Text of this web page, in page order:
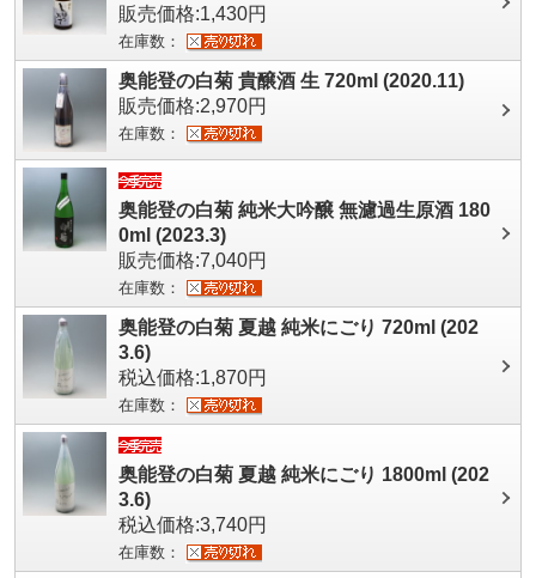
販売価格:1,430円
在庫数：
奥能登の白菊 貴醸酒 生 720ml (2020.11)
販売価格:2,970円
在庫数：
奥能登の白菊 純米大吟醸 無濾過生原酒 180
0ml (2023.3)
販売価格:7,040円
在庫数：
奥能登の白菊 夏越 純米にごり 720ml (202
3.6)
税込価格:1,870円
在庫数：
奥能登の白菊 夏越 純米にごり 1800ml (202
3.6)
税込価格:3,740円
在庫数：